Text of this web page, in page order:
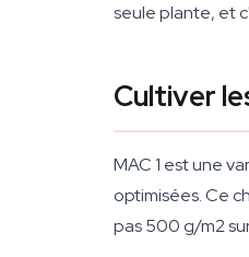
seule plante, et
Cultiver
MAC 1 est une
optimisées. Ce
pas 500 g/m2